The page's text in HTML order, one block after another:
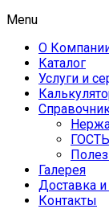
Menu
О
Каталог
Услуги и
Галерея
Доставка и
Контакты